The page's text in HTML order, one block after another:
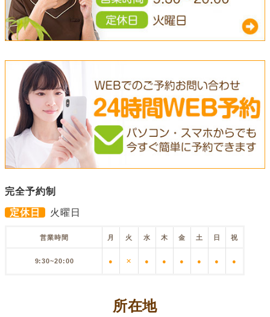
完全予約制
定休日 火曜日
営業時間 月 火 水 木 金 土 日 祝
9:30~20:00 ● ✕ ● ● ● ● ● ●
所在地